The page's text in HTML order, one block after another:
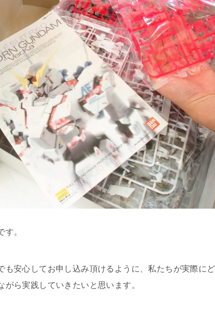
す。
安心してお申し込み頂けるように、私たちが実際にど
ら実践していきたいと思います。